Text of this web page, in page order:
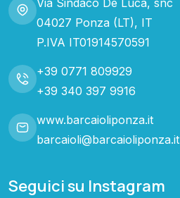
04027 Ponza (LT), IT
P.IVA IT01914570591
+39 0771 809929
+39 340 397 9916
www.barcaioliponza.it
barcaioli@barcaioliponza.it
Seguici su Instagram